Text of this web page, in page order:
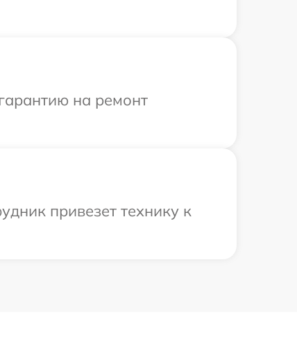
на ремонт
привезет технику к